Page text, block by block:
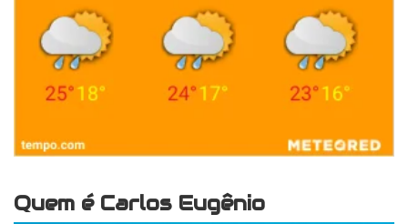
Quem é Carlos Eugênio